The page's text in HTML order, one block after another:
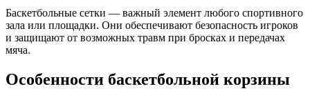
Баскетбольные сетки — важный элемент любого спортивного
зала или площадки. Они обеспечивают безопасность игроков
и защищают от возможных травм при бросках и передачах
мяча.
Особенности баскетбольной корзины